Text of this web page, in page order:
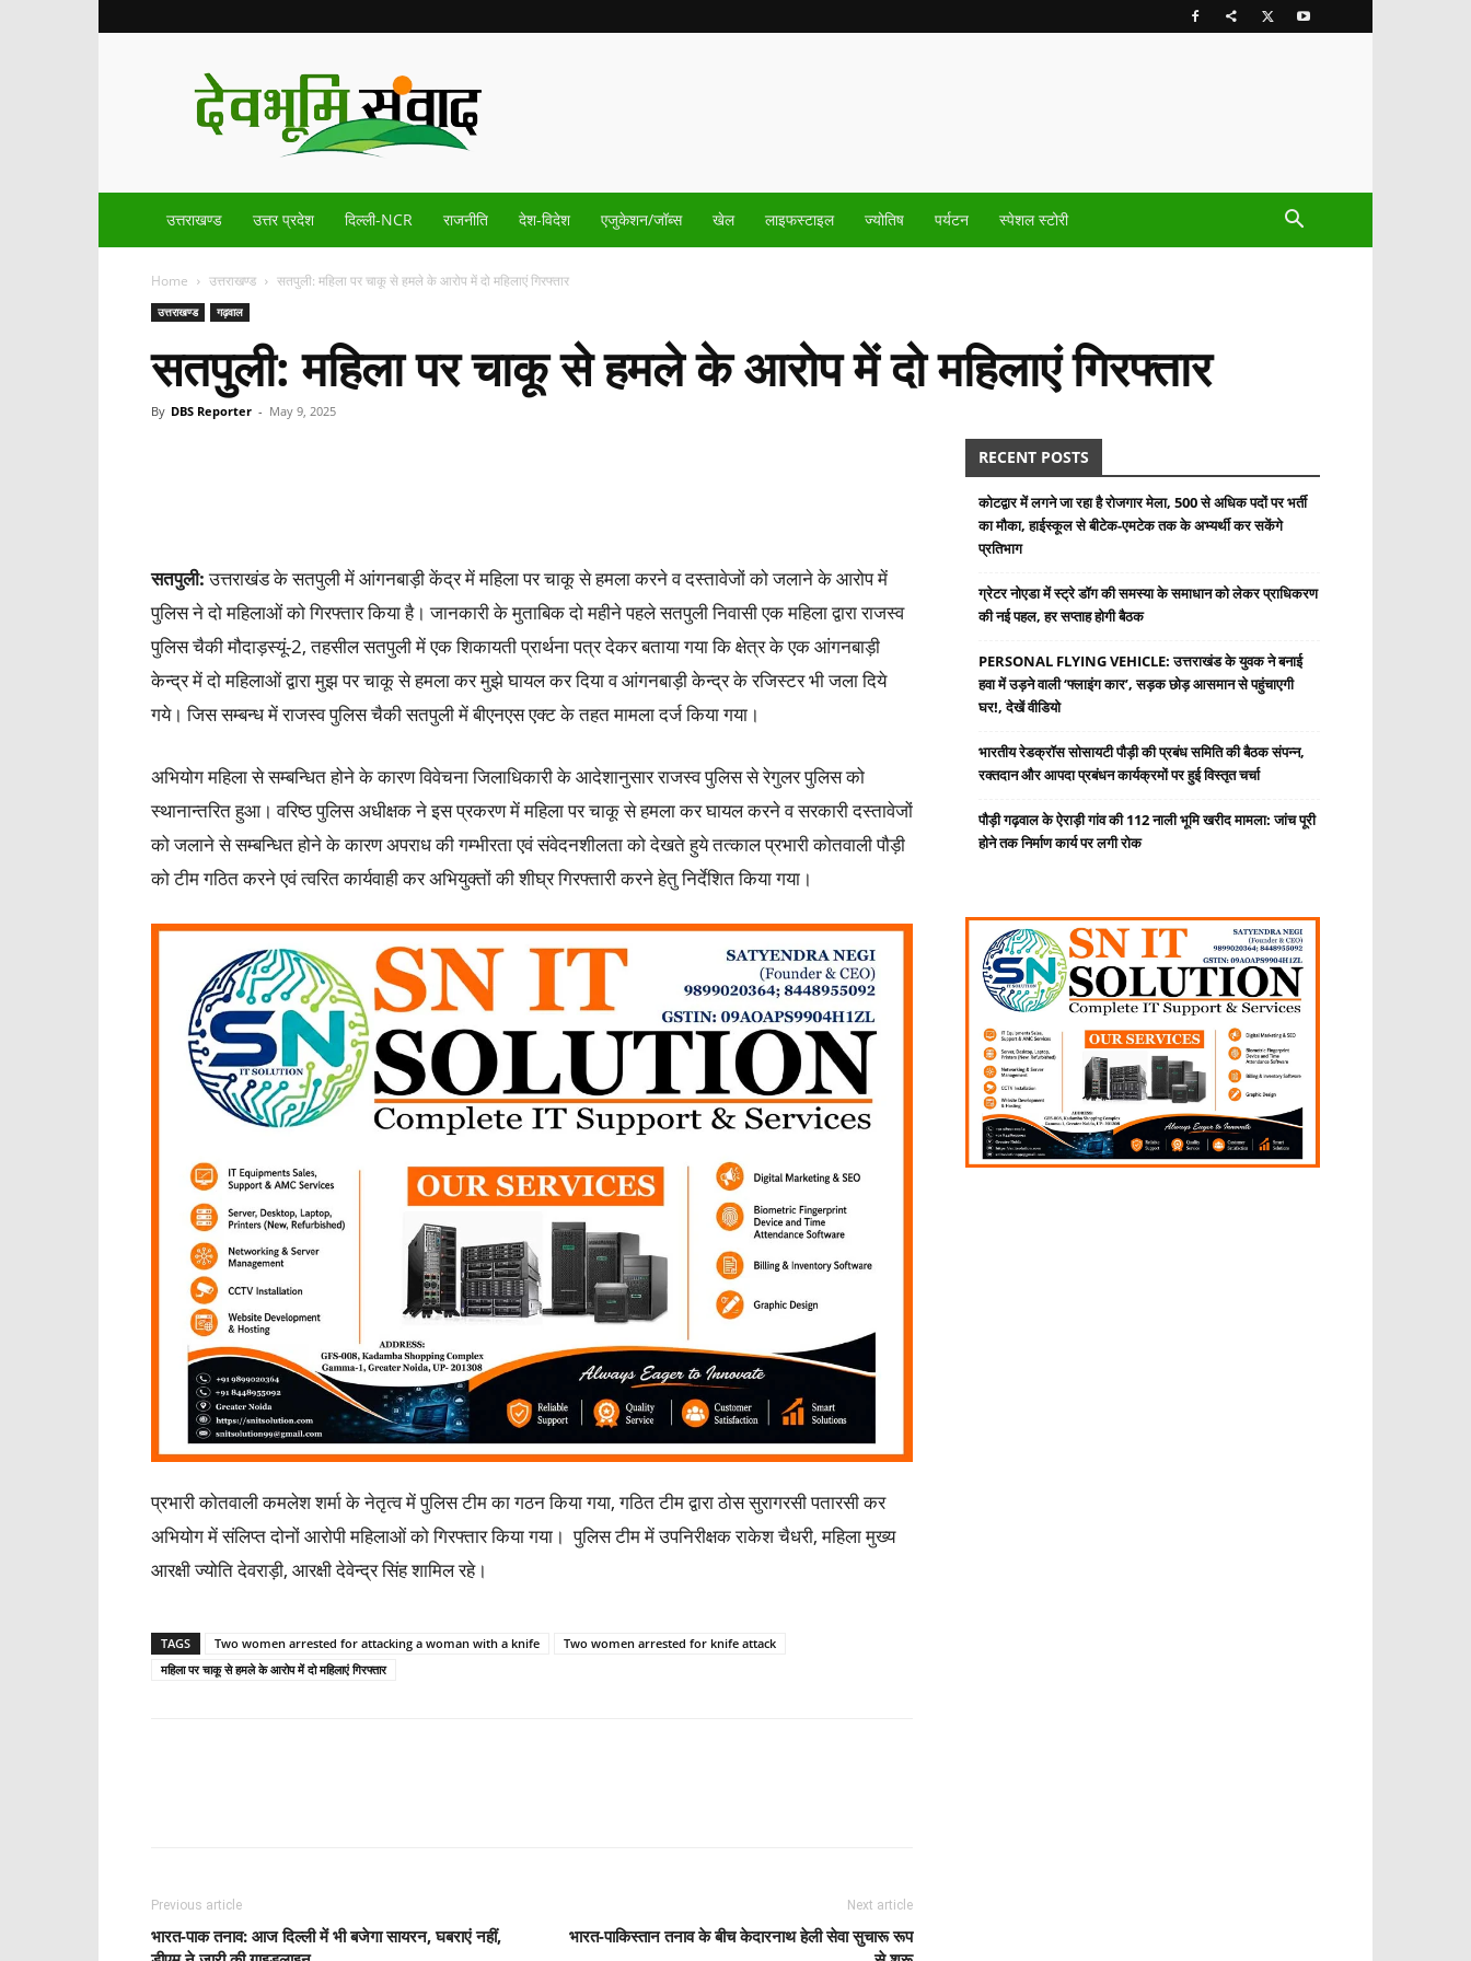
Devbhoomisamvad.com
उत्तराखण्ड उत्तर प्रदेश दिल्ली-NCR राजनीति देश-विदेश एजुकेशन/जॉब्स खेल लाइफस्टाइल ज्योतिष पर्यटन स्पेशल स्टोरी
Home उत्तराखण्ड सतपुली: महिला पर चाकू से हमले के आरोप में दो महिलाएं गिरफ्तार
उत्तराखण्ड गढ़वाल
सतपुली: महिला पर चाकू से हमले के आरोप में दो महिलाएं गिरफ्तार
By DBS Reporter - May 9, 2025
सतपुली:उत्तराखंड के सतपुली में आंगनबाड़ी केंद्र में महिला पर चाकू से हमला करने व दस्तावेजों को जलाने के आरोप में
पुलिस ने दो महिलाओं को गिरफ्तार किया है। जानकारी के मुताबिक दो महीने पहले सतपुली निवासी एक महिला द्वारा राजस्व
पुलिस चैकी मौदाड़स्यूं-2, तहसील सतपुली में एक शिकायती प्रार्थना पत्र देकर बताया गया कि क्षेत्र के एक आंगनबाड़ी
केन्द्र में दो महिलाओं द्वारा मुझ पर चाकू से हमला कर मुझे घायल कर दिया व आंगनबाड़ी केन्द्र के रजिस्टर भी जला दिये
गये। जिस सम्बन्ध में राजस्व पुलिस चैकी सतपुली में बीएनएस एक्ट के तहत मामला दर्ज किया गया।
अभियोग महिला से सम्बन्धित होने के कारण विवेचना जिलाधिकारी के आदेशानुसार राजस्व पुलिस से रेगुलर पुलिस को
स्थानान्तरित हुआ। वरिष्ठ पुलिस अधीक्षक ने इस प्रकरण में महिला पर चाकू से हमला कर घायल करने व सरकारी दस्तावेजों
को जलाने से सम्बन्धित होने के कारण अपराध की गम्भीरता एवं संवेदनशीलता को देखते हुये तत्काल प्रभारी कोतवाली पौड़ी
को टीम गठित करने एवं त्वरित कार्यवाही कर अभियुक्तों की शीघ्र गिरफ्तारी करने हेतु निर्देशित किया गया।
प्रभारी कोतवाली कमलेश शर्मा के नेतृत्व में पुलिस टीम का गठन किया गया, गठित टीम द्वारा ठोस सुरागरसी पतारसी कर
अभियोग में संलिप्त दोनों आरोपी महिलाओं को गिरफ्तार किया गया। पुलिस टीम में उपनिरीक्षक राकेश चैधरी, महिला मुख्य
आरक्षी ज्योति देवराड़ी, आरक्षी देवेन्द्र सिंह शामिल रहे।
TAGS Two women arrested for attacking a woman with a knife
Two women arrested for knife attack
महिला पर चाकू से हमले के आरोप में दो महिलाएं गिरफ्तार
Previous article
भारत-पाक तनाव: आज दिल्ली में भी बजेगा सायरन, घबराएं नहीं,
Next article
भारत-पाकिस्तान तनाव के बीच केदारनाथ हेली सेवा सुचारू रूप
RECENT POSTS
कोटद्वार में लगने जा रहा है रोजगार मेला, 500 से अधिक पदों पर भर्ती
का मौका, हाईस्कूल से बीटेक-एमटेक तक के अभ्यर्थी कर सकेंगे
प्रतिभाग
ग्रेटर नोएडा में स्ट्रे डॉग की समस्या के समाधान को लेकर प्राधिकरण
की नई पहल, हर सप्ताह होगी बैठक
PERSONAL FLYING VEHICLE: उत्तराखंड के युवक ने बनाई
हवा में उड़ने वाली ‘फ्लाइंग कार’, सड़क छोड़ आसमान से पहुंचाएगी
घर!, देखें वीडियो
भारतीय रेडक्रॉस सोसायटी पौड़ी की प्रबंध समिति की बैठक संपन्न,
रक्तदान और आपदा प्रबंधन कार्यक्रमों पर हुई विस्तृत चर्चा
पौड़ी गढ़वाल के ऐराड़ी गांव की 112 नाली भूमि खरीद मामला: जांच पूरी
होने तक निर्माण कार्य पर लगी रोक